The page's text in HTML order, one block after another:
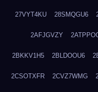
27VYT4KU 28SMQGU6
2AFJGVZY
2BKKV1H5 2BLDOOU6
2CSOTXFR 2CVZ7WMG